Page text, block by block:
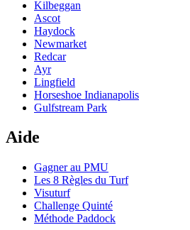
Kilbeggan
Ascot
Haydock
Newmarket
Redcar
Ayr
Lingfield
Horseshoe Indianapolis
Gulfstream Park
Aide
Gagner au PMU
Les 8 Règles du Turf
Visuturf
Challenge Quinté
Méthode Paddock